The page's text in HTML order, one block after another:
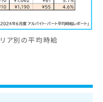
ア別の平均時給